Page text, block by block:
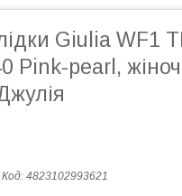
Giulia WF1
Pink-pearl,
Код: 4823102993621